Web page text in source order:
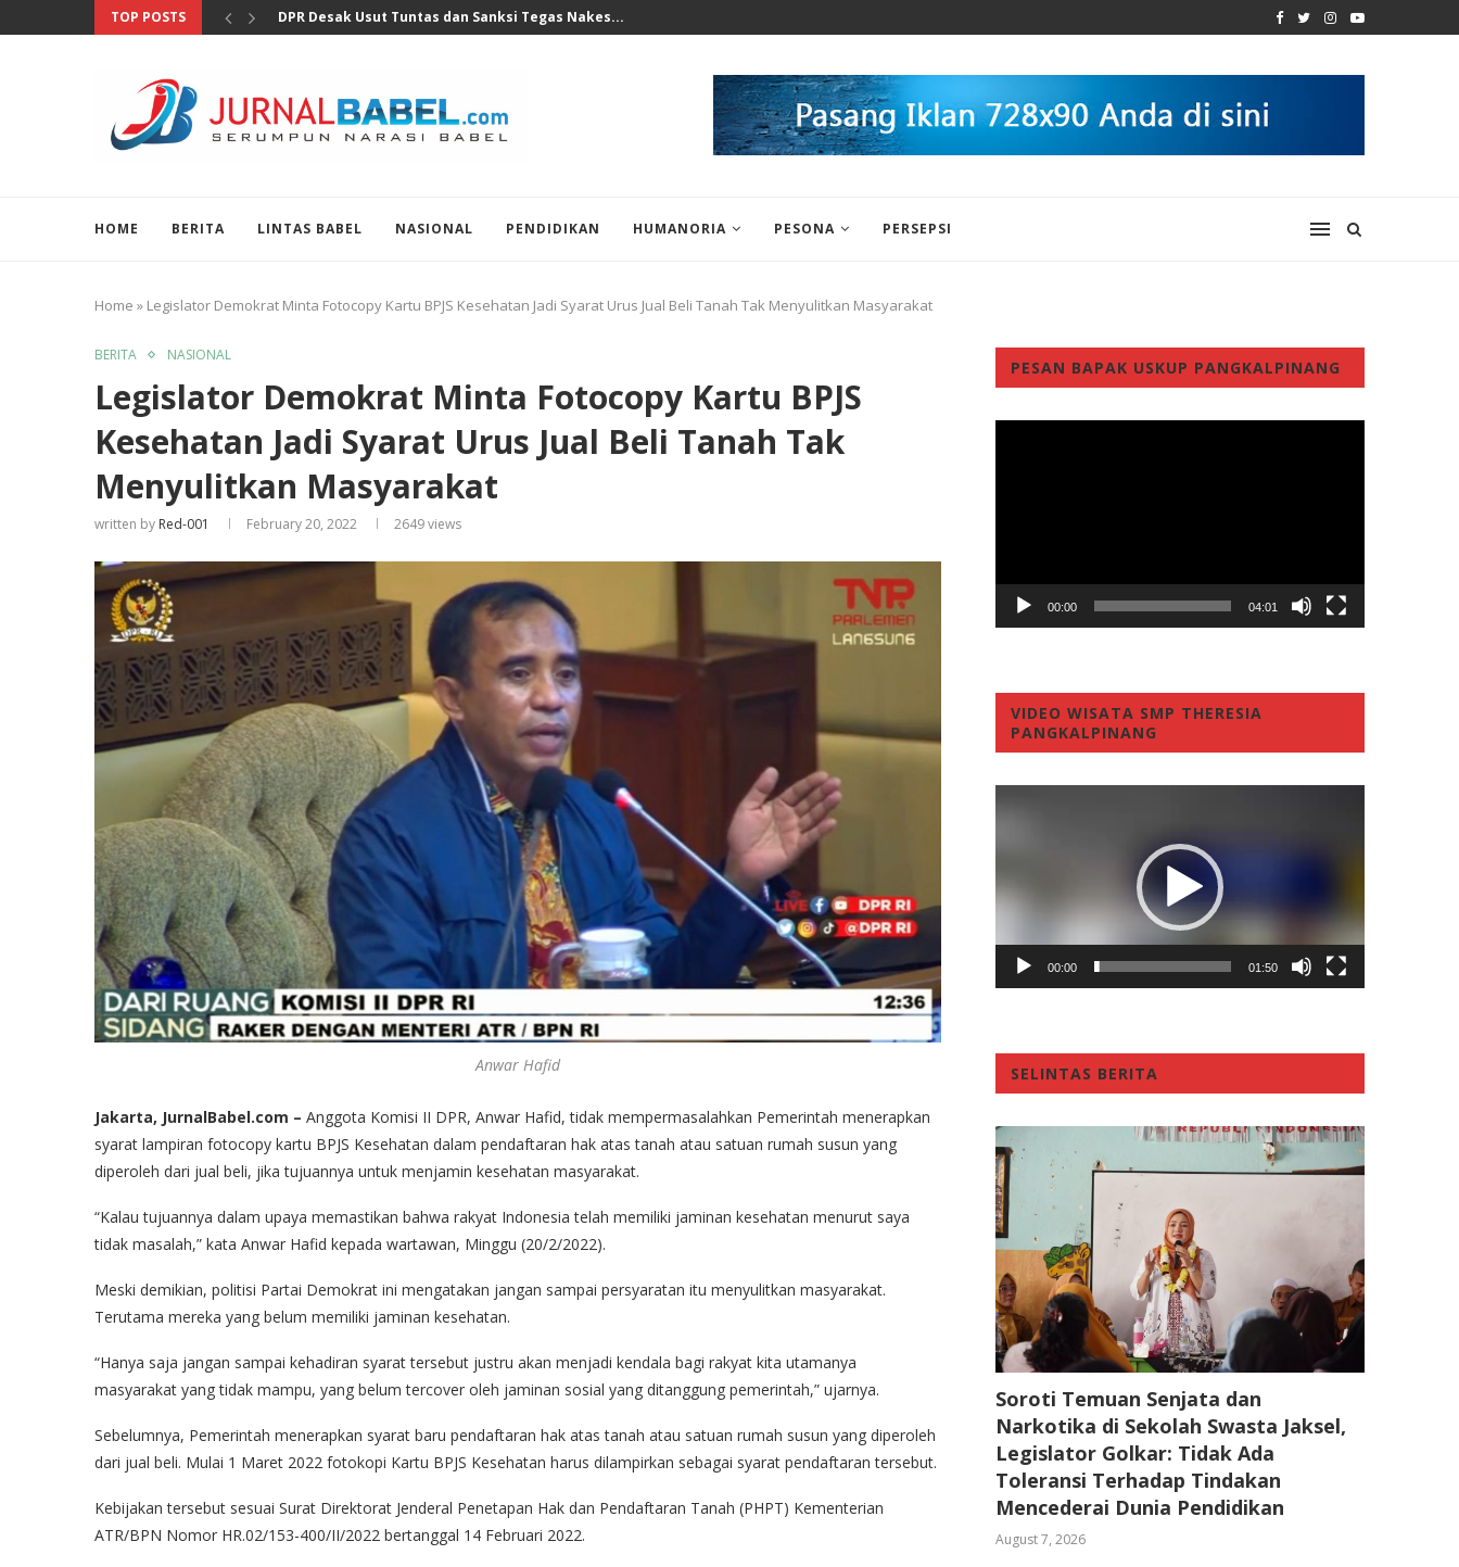
TOP POSTS Pertumbuhan Ekonomi Perlu Diperkuat Mesin Baru, Tidak Bisa...
HOME BERITA LINTAS BABEL NASIONAL PENDIDIKAN HUMANORIA PESONA PERSEPSI
Home » Legislator Demokrat Minta Fotocopy Kartu BPJS Kesehatan Jadi Syarat Urus Jual Beli Tanah Tak Menyulitkan Masyarakat
BERITA NASIONAL
Legislator Demokrat Minta Fotocopy Kartu BPJS
Kesehatan Jadi Syarat Urus Jual Beli Tanah Tak
Menyulitkan Masyarakat
written by Red-001 February 20, 2022 2649views
Anwar Hafid
Jakarta, JurnalBabel.com – Anggota Komisi II DPR, Anwar Hafid, tidak mempermasalahkan Pemerintah menerapkan
syarat lampiran fotocopy kartu BPJS Kesehatan dalam pendaftaran hak atas tanah atau satuan rumah susun yang
diperoleh dari jual beli, jika tujuannya untuk menjamin kesehatan masyarakat.
“Kalau tujuannya dalam upaya memastikan bahwa rakyat Indonesia telah memiliki jaminan kesehatan menurut saya
tidak masalah,” kata Anwar Hafid kepada wartawan, Minggu (20/2/2022).
Meski demikian, politisi Partai Demokrat ini mengatakan jangan sampai persyaratan itu menyulitkan masyarakat.
Terutama mereka yang belum memiliki jaminan kesehatan.
“Hanya saja jangan sampai kehadiran syarat tersebut justru akan menjadi kendala bagi rakyat kita utamanya
masyarakat yang tidak mampu, yang belum tercover oleh jaminan sosial yang ditanggung pemerintah,” ujarnya.
Sebelumnya, Pemerintah menerapkan syarat baru pendaftaran hak atas tanah atau satuan rumah susun yang diperoleh
dari jual beli. Mulai 1 Maret 2022 fotokopi Kartu BPJS Kesehatan harus dilampirkan sebagai syarat pendaftaran tersebut.
Kebijakan tersebut sesuai Surat Direktorat Jenderal Penetapan Hak dan Pendaftaran Tanah (PHPT) Kementerian
ATR/BPN Nomor HR.02/153-400/II/2022 bertanggal 14 Februari 2022.
PESAN BAPAK USKUP PANGKALPINANG
00:00 04:01
VIDEO WISATA SMP THERESIA
PANGKALPINANG
00:00 01:50
SELINTAS BERITA
Soroti Temuan Senjata dan
Narkotika di Sekolah Swasta Jaksel,
Legislator Golkar: Tidak Ada
Toleransi Terhadap Tindakan
Mencederai Dunia Pendidikan
August 7, 2026